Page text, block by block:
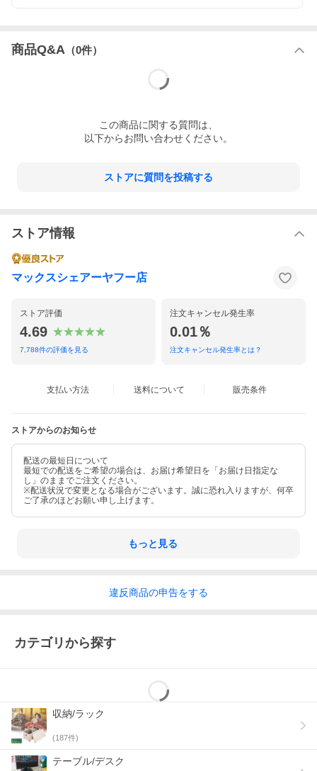
商品Q&A （0件）
この商品に関する質問は、
以下からお問い合わせください。
ストアに質問を投稿する
ストア情報
マックスシェアーヤフー店
ストア評価
4.69
7,788件の評価を見る
注文キャンセル発生率
0.01％
注文キャンセル発生率とは？
支払い方法 送料について 販売条件
ストアからのお知らせ
配送の最短日について
最短での配送をご希望の場合は、お届け希望日を「お届け日指定な
し」のままでご注文ください。
※配送状況で変更となる場合がございます。誠に恐れ入りますが、何卒
ご了承のほどお願い申し上げます。
もっと見る
違反商品の申告をする
カテゴリから探す
収納/ラック
(187件)
テーブル/デスク